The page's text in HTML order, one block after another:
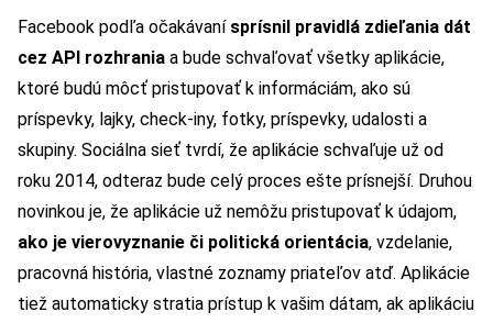
Facebook podľa očakávaní sprísnil pravidlá zdieľania dát
cez API rozhrania a bude schvaľovať všetky aplikácie,
ktoré budú môcť pristupovať k informáciám, ako sú
príspevky, lajky, check-iny, fotky, príspevky, udalosti a
skupiny. Sociálna sieť tvrdí, že aplikácie schvaľuje už od
roku 2014, odteraz bude celý proces ešte prísnejší. Druhou
novinkou je, že aplikácie už nemôžu pristupovať k údajom,
ako je vierovyznanie či politická orientácia, vzdelanie,
pracovná história, vlastné zoznamy priateľov atď. Aplikácie
tiež automaticky stratia prístup k vašim dátam, ak aplikáciu